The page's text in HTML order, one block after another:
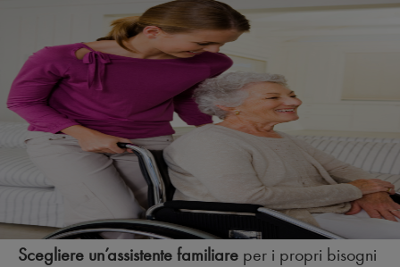
Scegliere un’assistente familiare per i propri bisogni